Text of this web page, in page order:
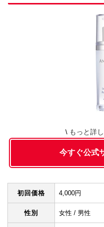
もっと詳
今すぐ公式
初回価格 4,000円
性別 女性 / 男性